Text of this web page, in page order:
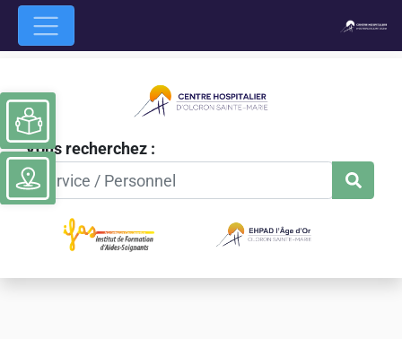
Vous recherchez :
Ouvrir la barre d’outils